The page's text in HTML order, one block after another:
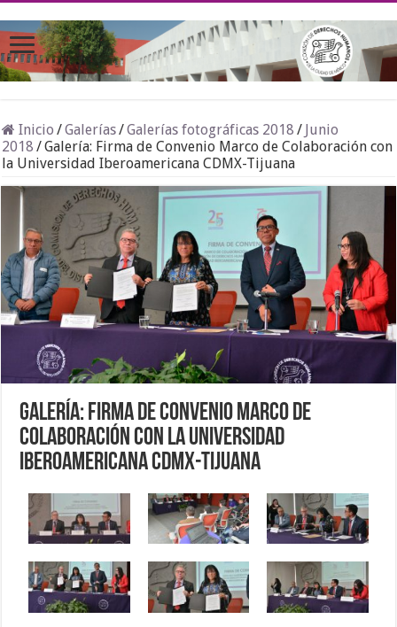
Inicio /Galerías/Galerías fotográficas 2018 / Junio
2018 /Galería: Firma de Convenio Marco de Colaboración con
la Universidad Iberoamericana CDMX-Tijuana
Galería: Firma de Convenio Marco de
Colaboración con la Universidad
Iberoamericana CDMX-Tijuana